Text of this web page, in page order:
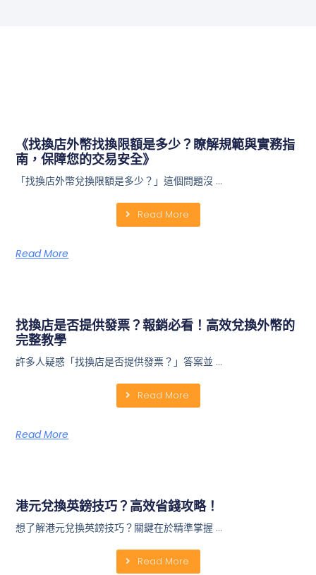
《找換店外幣找換限額是多少？瞭解規範與實務指
南，保障您的交易安全》
「找換店外幣兌換限額是多少？」這個問題沒 …
Read More
Read More
找換店是否提供發票？報銷必看！高效兌換外幣的
完整教學
許多人疑惑「找換店是否提供發票？」答案並 …
Read More
Read More
港元兌換英鎊技巧？高效省錢攻略！
想了解港元兌換英鎊技巧？關鍵在於精準掌握 …
Read More